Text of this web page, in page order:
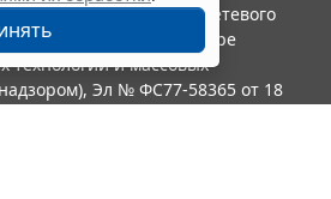
в качестве сетевого
по надзору в сфере
технологий и массовых
Эл № ФС77-58365 от 18